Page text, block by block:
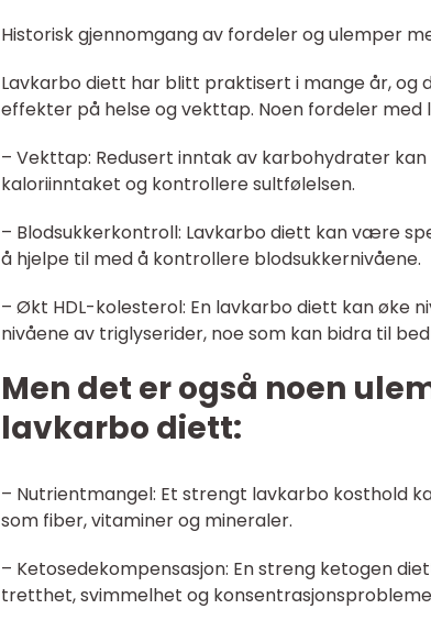
Historisk gjennomgang av fordeler og ulemper
Lavkarbo diett har blitt praktisert i mange år,
effekter på helse og vekttap. Noen fordeler med
– Vekttap: Redusert inntak av karbohydrater
kaloriinntaket og kontrollere sultfølelsen.
– Blodsukkerkontroll: Lavkarbo diett kan være
å hjelpe til med å kontrollere blodsukkernivåene.
– Økt HDL-kolesterol: En lavkarbo diett kan øke
nivåene av triglyserider, noe som kan bidra til
Men det er også noen
lavkarbo diett:
– Nutrientmangel: Et strengt lavkarbo kosthold
som fiber, vitaminer og mineraler.
– Ketosedekompensasjon: En streng ketogen
tretthet, svimmelhet og